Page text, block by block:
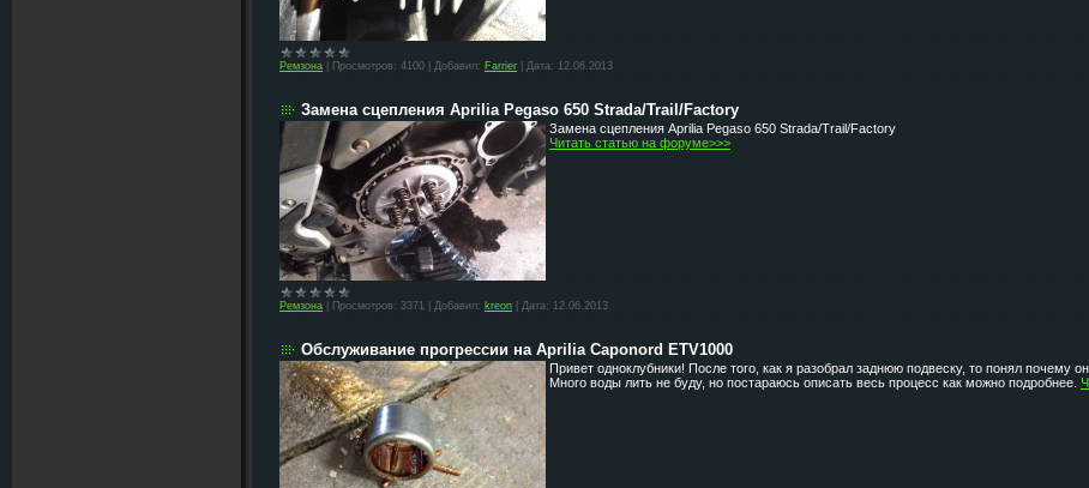
Ремзона Просмотров: 4100 Добавил: Farrier Дата: 12.06.2013
Замена сцепления Aprilia Pegaso 650 Strada/Trail/Factory
Замена сцепления Aprilia Pegaso 650 Strada/Trail/Factory
Читать статью на форуме>>>
Ремзона Просмотров: 3371 Добавил: kreon Дата: 12.06.2013
Обслуживание прогрессии на Aprilia Caponord ETV1000
Привет одноклубники! После того, как я разобрал заднюю подвеску, то понял почему
Много воды лить не буду, но постараюсь описать весь процесс как можно подробнее.